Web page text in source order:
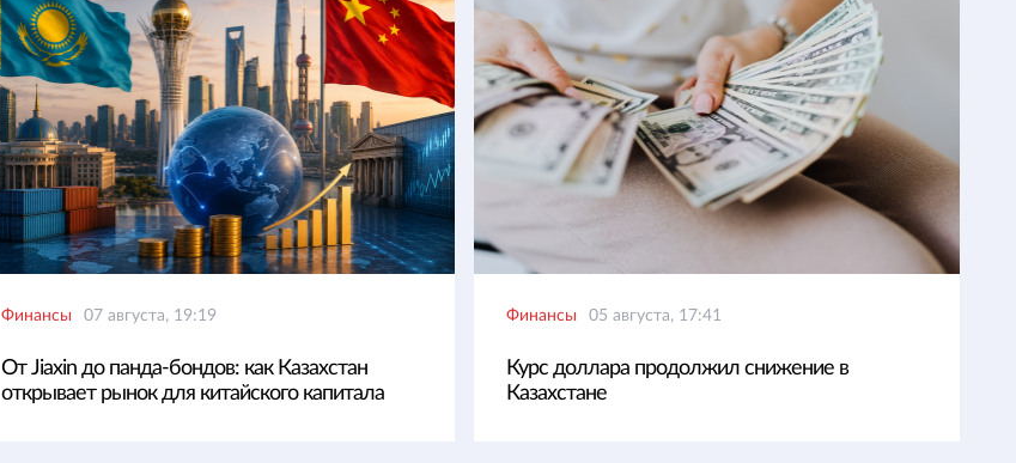
Финансы 07 августа, 19:19
От Jiaxin до панда-бондов: как Казахстан
открывает рынок для китайского капитала
Финансы 05 августа, 17:41
Курс доллара продолжил снижение в
Казахстане